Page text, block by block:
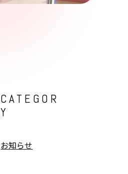
CATEGOR
Y
お知らせ